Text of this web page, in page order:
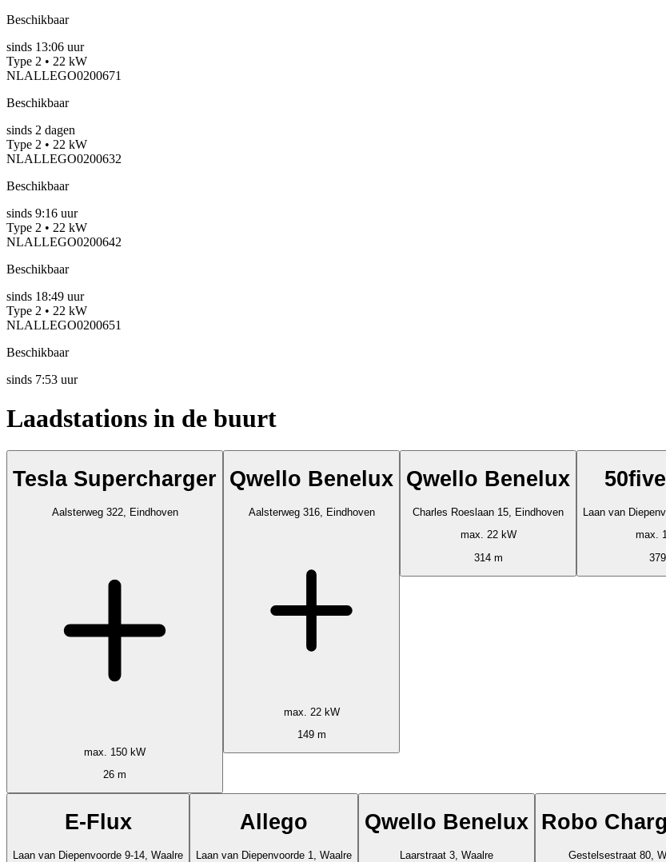
Beschikbaar
sinds 13:06 uur
Type 2 • 22 kW
NLALLEGO0200671
Beschikbaar
sinds 2 dagen
Type 2 • 22 kW
NLALLEGO0200632
Beschikbaar
sinds 9:16 uur
Type 2 • 22 kW
NLALLEGO0200642
Beschikbaar
sinds 18:49 uur
Type 2 • 22 kW
NLALLEGO0200651
Beschikbaar
sinds 7:53 uur
Laadstations in de buurt
Tesla Supercharger
Aalsterweg 322, Eindhoven
max. 150 kW
26 m
Qwello Benelux
Aalsterweg 316, Eindhoven
max. 22 kW
149 m
Qwello Benelux
Charles Roeslaan 15, Eindhoven
max. 22 kW
314 m
Laan van
max.
E-Flux
Laan van Diepenvoorde 9-14, Waalre
Allego
Laan van Diepenvoorde 1, Waalre
Qwello Benelux
Laarstraat 3, Waalre
Robo
Gestelsestraat 80,